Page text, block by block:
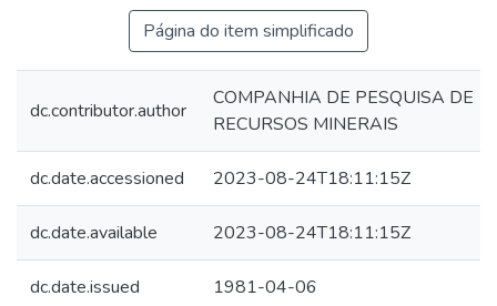
Página do item simplificado
dc.contributor.author
COMPANHIA DE PESQUISA DE
RECURSOS MINERAIS
dc.date.accessioned 2023-08-24T18:11:15Z
dc.date.available 2023-08-24T18:11:15Z
dc.date.issued 1981-04-06